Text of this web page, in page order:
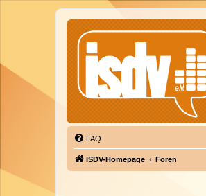
FAQ
ISDV-Homepage Foren